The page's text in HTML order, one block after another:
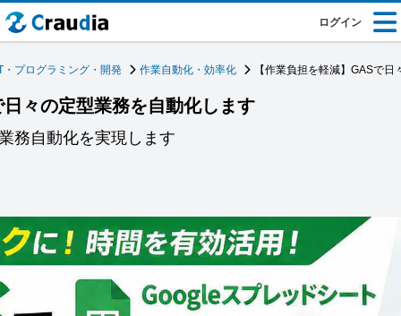
ログイン
・プログラミング・開発 作業自動化・効率化 【作業負担を軽減】GASで
々の定型業務を自動化します
務自動化を実現します